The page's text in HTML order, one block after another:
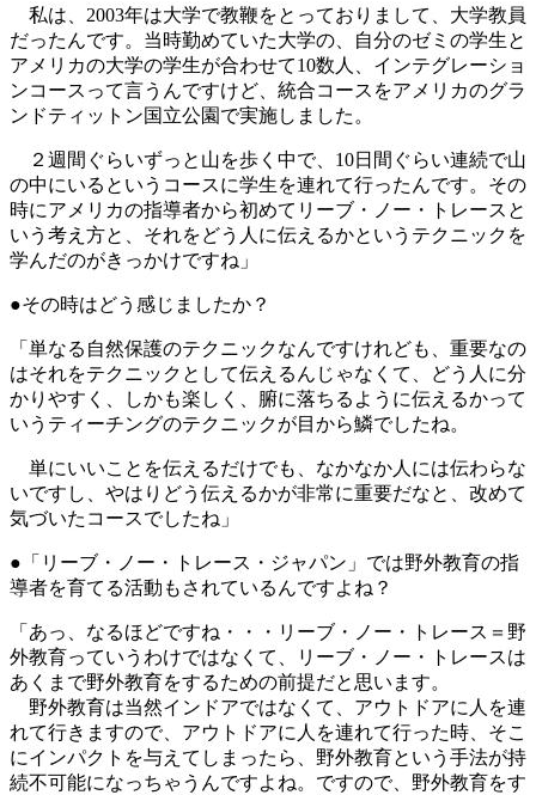
私は、2003年は大学で教鞭をとっておりまして、大学教員
だったんです。当時勤めていた大学の、自分のゼミの学生と
アメリカの大学の学生が合わせて10数人、インテグレーショ
ンコースって言うんですけど、統合コースをアメリカのグラ
ンドティットン国立公園で実施しました。
２週間ぐらいずっと山を歩く中で、10日間ぐらい連続で山
の中にいるというコースに学生を連れて行ったんです。その
時にアメリカの指導者から初めてリーブ・ノー・トレースと
いう考え方と、それをどう人に伝えるかというテクニックを
学んだのがきっかけですね」
●その時はどう感じましたか？
「単なる自然保護のテクニックなんですけれども、重要なの
はそれをテクニックとして伝えるんじゃなくて、どう人に分
かりやすく、しかも楽しく、腑に落ちるように伝えるかって
いうティーチングのテクニックが目から鱗でしたね。
単にいいことを伝えるだけでも、なかなか人には伝わらな
いですし、やはりどう伝えるかが非常に重要だなと、改めて
気づいたコースでしたね」
●「リーブ・ノー・トレース・ジャパン」では野外教育の指
導者を育てる活動もされているんですよね？
「あっ、なるほどですね・・・リーブ・ノー・トレース＝野
外教育っていうわけではなくて、リーブ・ノー・トレースは
あくまで野外教育をするための前提だと思います。
野外教育は当然インドアではなくて、アウトドアに人を連
れて行きますので、アウトドアに人を連れて行った時、そこ
にインパクトを与えてしまったら、野外教育という手法が持
続不可能になっちゃうんですよね。ですので、野外教育をす